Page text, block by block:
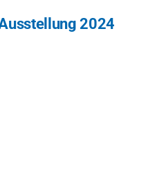
2024